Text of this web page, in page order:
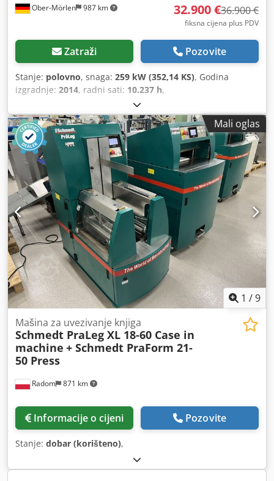
Ober-Mörlen 987 km 32.900 €36.900 €
fiksna cijena plus PDV
Zatraži Pozovite
Stanje: polovno, snaga: 259 kW (352,14 KS), Godina
izgradnje: 2014, radni sati: 10.237 h,
Mali oglas
1 /9
Radom 871 km
Mašina za uvezivanje knjiga
Schmedt PraLeg XL 18-60 Case in
machine + Schmedt PraForm 21-
50 Press
Informacije o cijeni Pozovite
Stanje: dobar (korišteno),